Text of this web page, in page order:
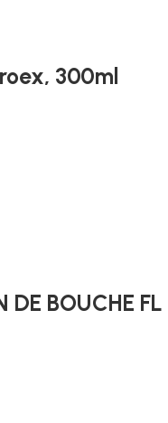
300ml
DE BOUCHE